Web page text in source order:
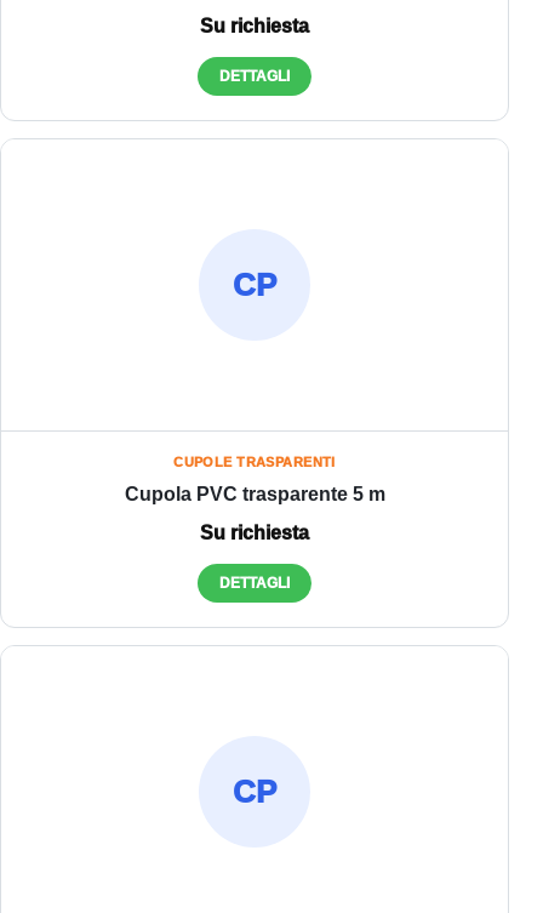
Su richiesta
DETTAGLI
CP
CUPOLE TRASPARENTI
Cupola PVC trasparente 5 m
Su richiesta
DETTAGLI
CP